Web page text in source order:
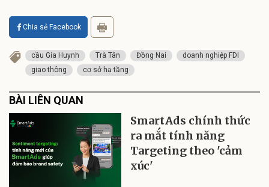
Chia sẻ Facebook
cầu Gia Huynh Trà Tân Đồng Nai
doanh nghiệp FDI
giao thông
cơ sở hạ tầng
BÀI LIÊN QUAN
SmartAds chính thức
ra mắt tính năng
Targeting theo 'cảm
xúc'